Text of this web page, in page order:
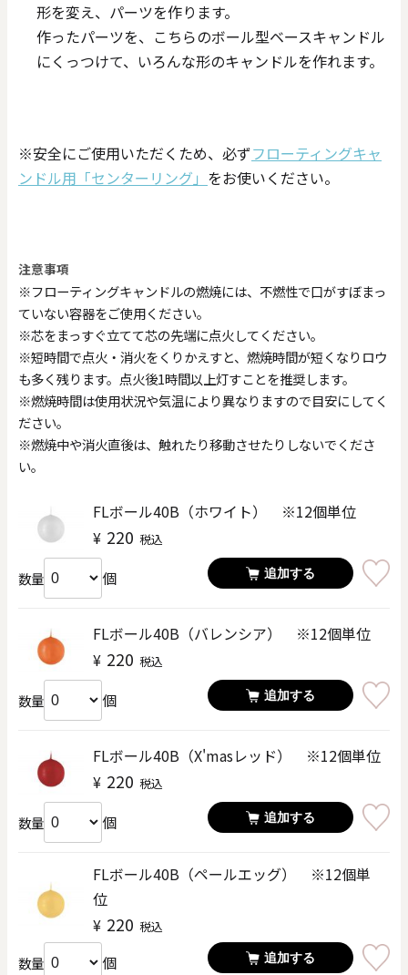
形を変え、パーツを作ります。
作ったパーツを、こちらのボール型ベースキャンドル
にくっつけて、いろんな形のキャンドルを作れます。
※安全にご使用いただくため、必ずフローティングキャ
ンドル用「センターリング」 をお使いください。
注意事項
※フローティングキャンドルの燃焼には、不燃性で口がすぼまっ
ていない容器をご使用ください。
※芯をまっすぐ立てて芯の先端に点火してください。
※短時間で点火・消火をくりかえすと、燃焼時間が短くなりロウ
も多く残ります。点火後1時間以上灯すことを推奨します。
※燃焼時間は使用状況や気温により異なりますので目安にしてく
ださい。
※燃焼中や消火直後は、触れたり移動させたりしないでくださ
い。
FLボール40B（ホワイト） ※12個単位
¥ 220 税込
数量 個 追加する
FLボール40B（バレンシア） ※12個単位
¥ 220 税込
数量 個 追加する
FLボール40B（X'masレッド） ※12個単位
¥ 220 税込
数量 個 追加する
FLボール40B（ペールエッグ） ※12個単
位
¥ 220 税込
数量 個 追加する